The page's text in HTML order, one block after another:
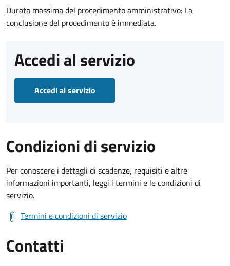
Durata massima del procedimento amministrativo: La
conclusione del procedimento è immediata.
Accedi al servizio
Accedi al servizio
Condizioni di servizio
Per conoscere i dettagli di scadenze, requisiti e altre
informazioni importanti, leggi i termini e le condizioni di
servizio.
Termini e condizioni di servizio
Contatti